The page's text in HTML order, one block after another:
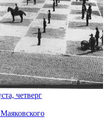
четверг